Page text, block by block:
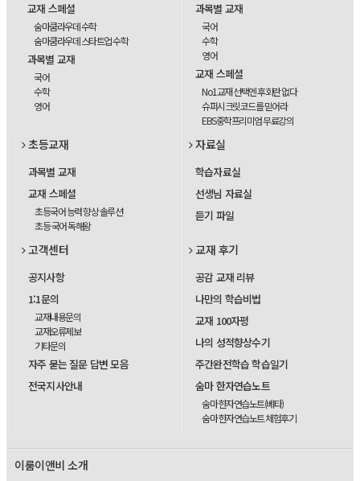
교재 스페셜
숨마쿰라우데 수학
숨마쿰라우데 스타트업 수학
과목별 교재
국어
수학
영어
과목별 교재
국어
수학
영어
교재 스페셜
No1교재 선택엔 후회란 없다
슈퍼시크릿코드를 믿어라
EBS중학프리미엄 무료강의
초등교재
과목별 교재
교재 스페셜
초등국어 능력 향상 솔루션
초등 국어 독해왕
자료실
학습자료실
선생님 자료실
듣기 파일
고객센터
공지사항
1:1문의
교재내용문의
교재오류제보
기타문의
자주 묻는 질문 답변 모음
전국지사안내
교재 후기
공감 교재 리뷰
나만의 학습비법
교재 100자평
나의 성적향상수기
주간완전학습 학습일기
숨마 한자연습노트
숨마 한자연습노트(베타)
숨마 한자연습노트 체험후기
이룸이앤비 소개